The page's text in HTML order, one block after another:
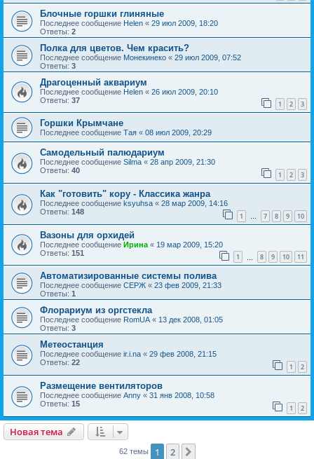
Блочные горшки глиняные
Последнее сообщение Helen « 29 июл 2009, 18:20
Ответы: 2
Полка для цветов. Чем красить?
Последнее сообщение Монекинеко « 29 июл 2009, 07:52
Ответы: 3
Драгоценный аквариум
Последнее сообщение Helen « 26 июл 2009, 20:10
Ответы: 37 1 2 3
Горшки Крымчане
Последнее сообщение Тая « 08 июл 2009, 20:29
Самодельный палюдариум
Последнее сообщение Silma « 28 апр 2009, 21:30
Ответы: 40 1 2 3
Как "готовить" кору - Классика жанра
Последнее сообщение ksyuhsa « 28 мар 2009, 14:16
Ответы: 148 1 … 7 8 9 10
Вазоны для орхидей
Последнее сообщение Ирина « 19 мар 2009, 15:20
Ответы: 151 1 8 9 10 11
Автоматизированные системы полива
Последнее сообщение СЕРЖ « 23 фев 2009, 21:33
Ответы: 1
Флорариум из оргстекла
Последнее сообщение RomUA « 13 дек 2008, 01:05
Ответы: 3
Метеостанция
Последнее сообщение ir.i.na « 29 фев 2008, 21:15
Ответы: 22 1 2
Размещение вентиляторов
Последнее сообщение Anny « 31 янв 2008, 10:58
Ответы: 15 1 2
Новая тема
62 темы 1 2